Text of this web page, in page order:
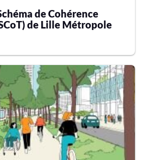
de Cohérence
de Lille Métropole